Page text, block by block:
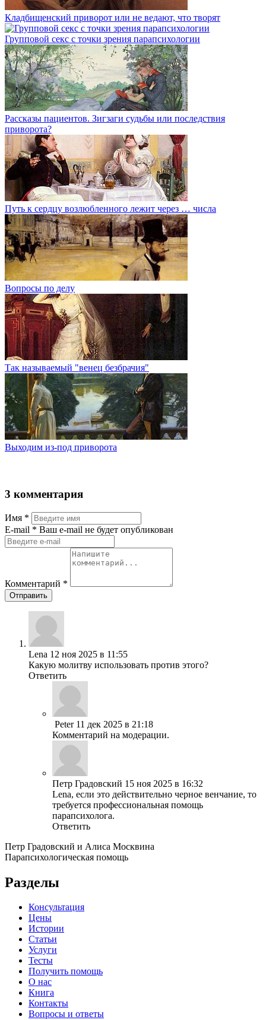
Кладбищенский приворот или не ведают, что творят
Групповой секс с точки зрения парапсихологии
Рассказы пациентов. Зигзаги судьбы или последствия
приворота?
Путь к сердцу возлюбленного лежит через … числа
Вопросы по делу
Так называемый "венец безбрачия"
Выходим из-под приворота
3 комментария
Имя *
Е-mail * Ваш e-mail не будет опубликован
Комментарий *
Отправить
Lena 12 ноя 2025 в 11:55
Какую молитву использовать против этого?
Ответить
Peter 11 дек 2025 в 21:18
Комментарий на модерации.
Петр Градовский 15 ноя 2025 в 16:32
Lena, если это действительно черное венчание, то
требуется профессиональная помощь
парапсихолога.
Ответить
Петр Градовский и Алиса Москвина
Парапсихологическая помощь
Разделы
Консультация
Цены
Истории
Статьи
Услуги
Тесты
Получить помощь
О нас
Книга
Контакты
Вопросы и ответы